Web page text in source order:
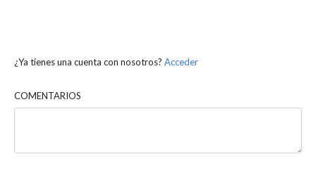
¿Ya tienes una cuenta con nosotros? Acceder
COMENTARIOS